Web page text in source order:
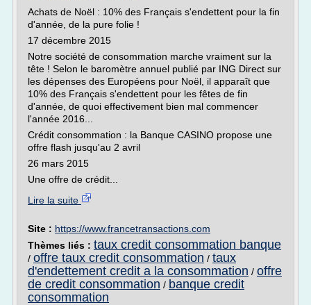
Achats de Noël : 10% des Français s'endettent pour la fin
d'année, de la pure folie !
17 décembre 2015
Notre société de consommation marche vraiment sur la
tête ! Selon le baromètre annuel publié par ING Direct sur
les dépenses des Européens pour Noël, il apparaît que
10% des Français s'endettent pour les fêtes de fin
d'année, de quoi effectivement bien mal commencer
l'année 2016...
Crédit consommation : la Banque CASINO propose une
offre flash jusqu'au 2 avril
26 mars 2015
Une offre de crédit...
Lire la suite
Site : https://www.francetransactions.com
Thèmes liés : taux credit consommation banque
/ offre taux credit consommation / taux
d'endettement credit a la consommation / offre
de credit consommation / banque credit
consommation